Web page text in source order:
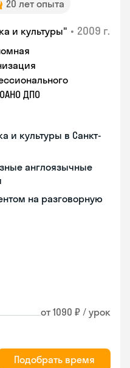
20 лет опыта
и культуры" • 2009 г.
ДПО
и культуры в Санкт-
англоязычные
на разговорную
от 1090 ₽ / урок
Подобрать время